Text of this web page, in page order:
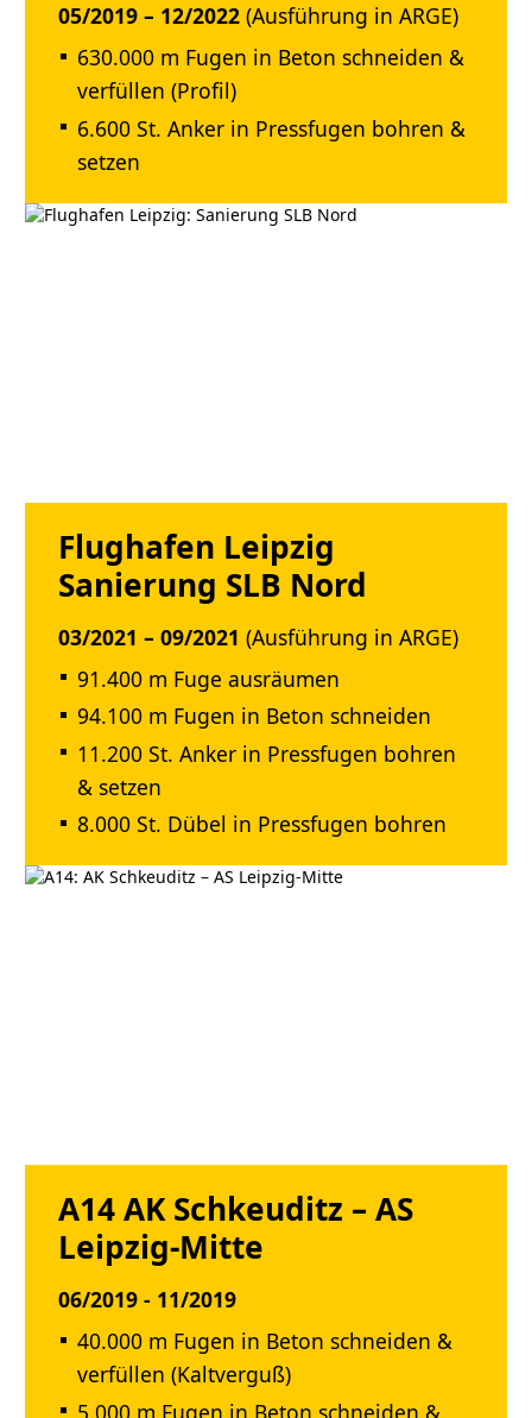
05/2019 – 12/2022 (Ausführung in ARGE)
630.000 m Fugen in Beton schneiden &
verfüllen (Profil)
6.600 St. Anker in Pressfugen bohren &
setzen
Flughafen Leipzig
Sanierung SLB Nord
03/2021 – 09/2021 (Ausführung in ARGE)
91.400 m Fuge ausräumen
94.100 m Fugen in Beton schneiden
11.200 St. Anker in Pressfugen bohren
& setzen
8.000 St. Dübel in Pressfugen bohren
A14 AK Schkeuditz – AS
Leipzig-Mitte
06/2019 - 11/2019
40.000 m Fugen in Beton schneiden &
verfüllen (Kaltverguß)
5.000 m Fugen in Beton schneiden &